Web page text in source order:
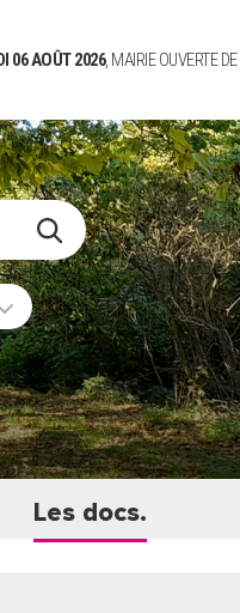
06 AOÛT 2026, MAIRIE OUVERTE DE
Les docs.